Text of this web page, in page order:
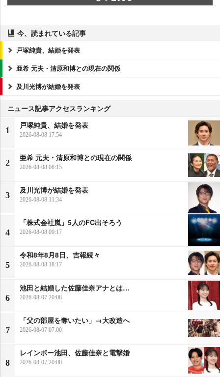
今、読まれている記事
戸塚純貴、結婚を発表
亜希 元夫・清原和博との現在の関係
及川光博が結婚を発表
ニュース記事アクセスランキング
1
戸塚純貴、結婚を発表
2026-08-08 17:54
2
亜希 元夫・清原和博との現在の関係
2026-08-08 08:15
3
及川光博が結婚を発表
2026-08-08 11:34
4
「株式会社嵐」5人のFC出そろう
2026-08-08 09:17
5
令和8年8月8日、吉報続々
2026-08-08 18:17
6
池田と結婚した佐藤佳奈アナとは…
2026-08-07 20:08
7
「父の部屋を奪いたい」→大改造へ
2026-08-07 07:00
8
レインボー池田、佐藤佳奈と電撃婚
2026-08-07 20:00